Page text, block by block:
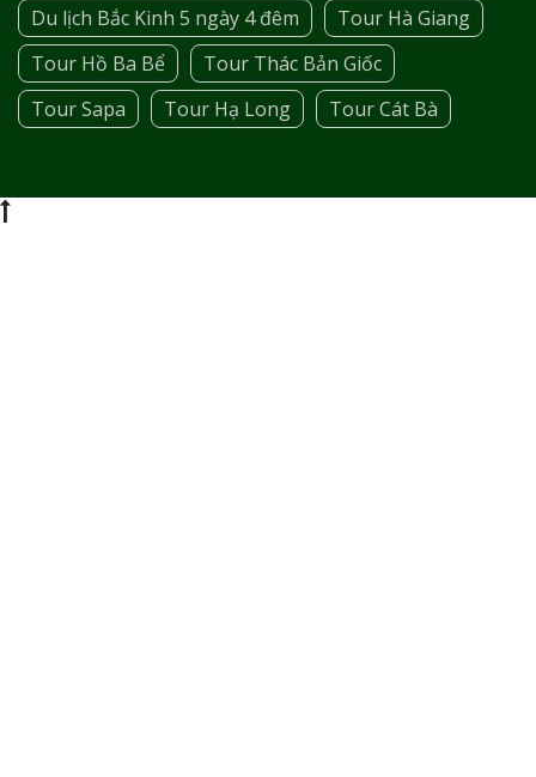
Du lịch Bắc Kinh 5 ngày 4 đêm
Tour Hà Giang
Tour Hồ Ba Bể
Tour Thác Bản Giốc
Tour Sapa
Tour Hạ Long Tour Cát Bà